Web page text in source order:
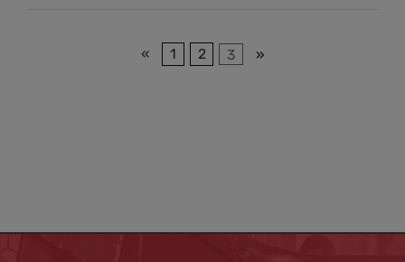
« 1 2 3 »